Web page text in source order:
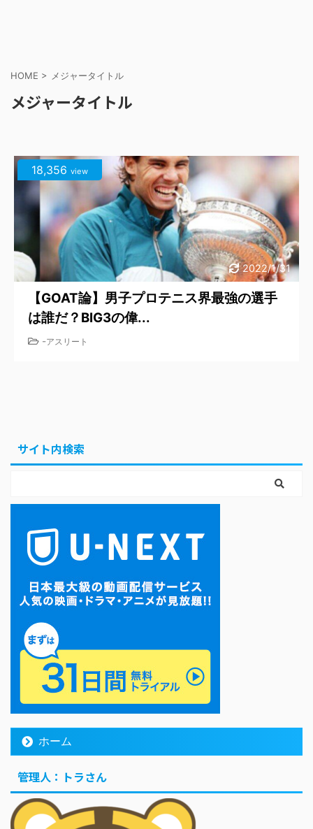
HOME > メジャータイトル
メジャータイトル
2022/1/31
18,356 view
【GOAT論】男子プロテニス界最強の選手
は誰だ？BIG3の偉...
-アスリート
サイト内検索
ホーム
管理人：トラさん